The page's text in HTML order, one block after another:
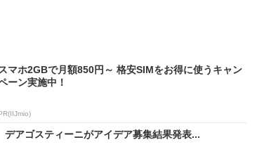
スマホ2GBで月額850円～ 格安SIMをお得に使うキャン
ーン実施中！
アゴスティーニがアイデア募集結果発表...